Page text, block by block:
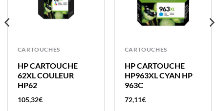
CARTOUCHES
HP CARTOUCHE
62XL COULEUR
HP62
105,32€
CARTOUCHES
HP CARTOUCHE
HP963XL CYAN HP
963C
72,11€